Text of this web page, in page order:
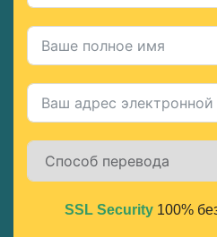
Alternative:
SSL Security100%